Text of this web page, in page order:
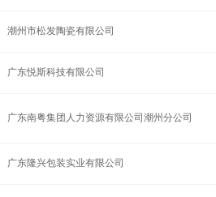
潮州市松发陶瓷有限公司
广东悦斯科技有限公司
广东南粤集团人力资源有限公司潮州分公司
广东隆兴包装实业有限公司